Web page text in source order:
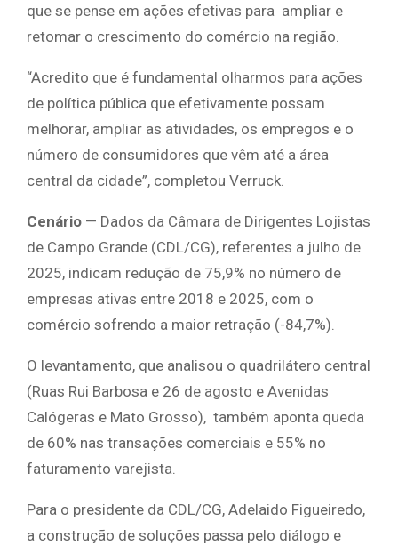
que se pense em ações efetivas para ampliar e
retomar o crescimento do comércio na região.
“Acredito que é fundamental olharmos para ações
de política pública que efetivamente possam
melhorar, ampliar as atividades, os empregos e o
número de consumidores que vêm até a área
central da cidade”, completou Verruck.
Cenário — Dados da Câmara de Dirigentes Lojistas
de Campo Grande (CDL/CG), referentes a julho de
2025, indicam redução de 75,9% no número de
empresas ativas entre 2018 e 2025, com o
comércio sofrendo a maior retração (-84,7%).
O levantamento, que analisou o quadrilátero central
(Ruas Rui Barbosa e 26 de agosto e Avenidas
Calógeras e Mato Grosso), também aponta queda
de 60% nas transações comerciais e 55% no
faturamento varejista.
Para o presidente da CDL/CG, Adelaido Figueiredo,
a construção de soluções passa pelo diálogo e